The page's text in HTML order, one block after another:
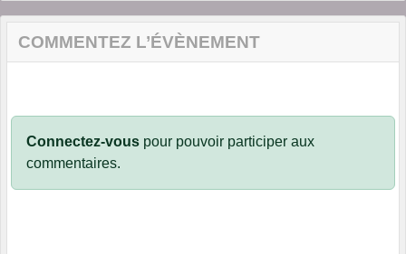
COMMENTEZ L’ÉVÈNEMENT
Connectez-vous pour pouvoir participer aux
commentaires.